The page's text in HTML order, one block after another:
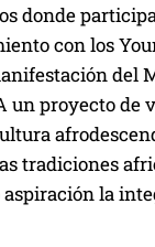
donde
con los
del
un proyecto de
tradiciones
la